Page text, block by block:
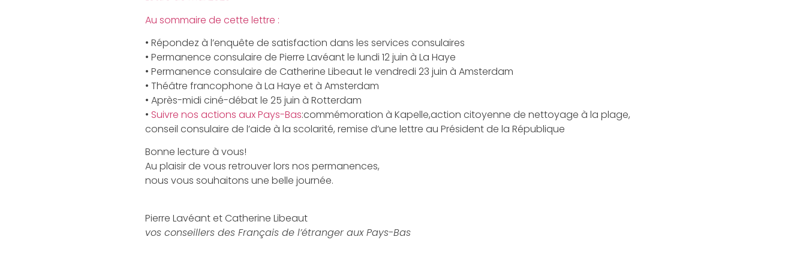
Au sommaire de cette lettre :
• Répondez à l’enquête de satisfaction dans les services consulaires
• Permanence consulaire de Pierre Lavéant le lundi 12 juin à La Haye
• Permanence consulaire de Catherine Libeaut le vendredi 23 juin à Amsterdam
• Théâtre francophone à La Haye et à Amsterdam
• Après-midi ciné-débat le 25 juin à Rotterdam
• Suivre nos actions aux Pays-Bas:commémoration à Kapelle,action citoyenne de nettoyage à la plage,
conseil consulaire de l’aide à la scolarité, remise d’une lettre au Président de la République
Bonne lecture à vous!
Au plaisir de vous retrouver lors nos permanences,
nous vous souhaitons une belle journée.
Pierre Lavéant et Catherine Libeaut
vos conseillers des Français de l’étranger aux Pays-Bas